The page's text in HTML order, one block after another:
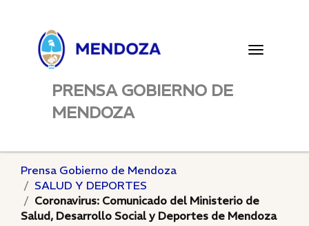
Toggle
PRENSA GOBIERNO DE
MENDOZA
Prensa Gobierno de Mendoza
SALUD Y DEPORTES
Coronavirus: Comunicado del Ministerio de
Salud, Desarrollo Social y Deportes de Mendoza